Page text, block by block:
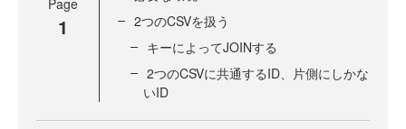
1
2つのCSVを扱う
キーによってJOINする
2つのCSVに共通するID、片側にしかな
いID